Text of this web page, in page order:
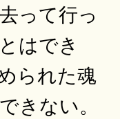
って行っ
はでき
られた魂
きない。